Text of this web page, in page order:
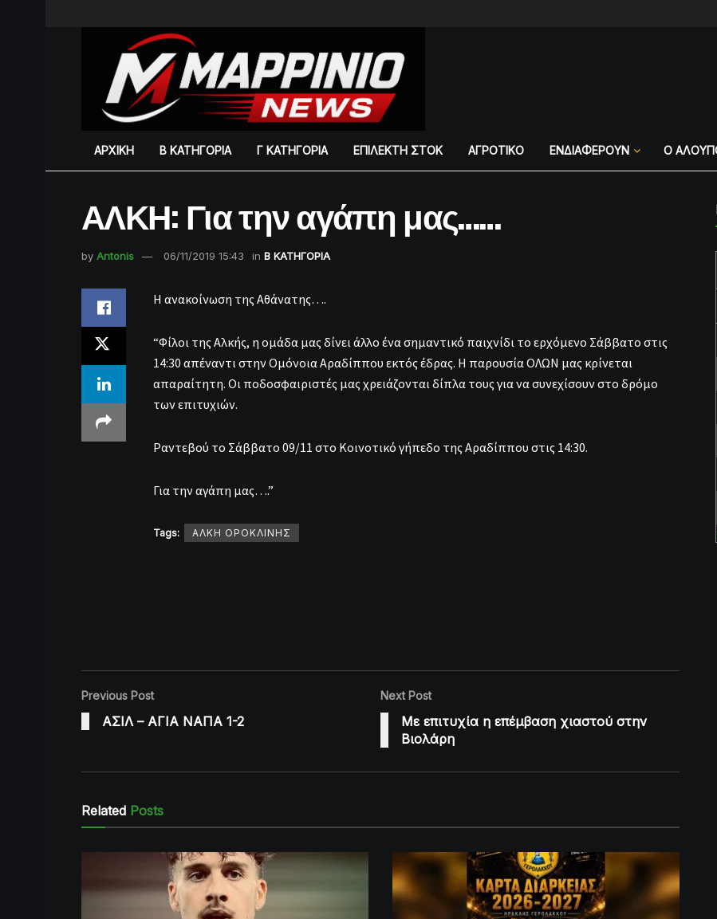
ΑΡΧΙΚΗ Β ΚΑΤΗΓΟΡΙΑ Γ ΚΑΤΗΓΟΡΙΑ ΕΠΙΛΕΚΤΗ ΣΤΟΚ ΑΓΡΟΤΙΚΟ ΕΝΔΙΑΦΕΡΟΥΝ Ο
ΑΛΚΗ: Για την αγάπη μας……
by Antonis 06/11/2019 15:43 in Β ΚΑΤΗΓΟΡΙΑ
Η ανακοίνωση της Αθάνατης….
“Φίλοι της Αλκής, η ομάδα μας δίνει άλλο ένα σημαντικό παιχνίδι το ερχόμενο Σάββατο στις
14:30 απέναντι στην Ομόνοια Αραδίππου εκτός έδρας. Η παρουσία ΟΛΩΝ μας κρίνεται
απαραίτητη. Οι ποδοσφαιριστές μας χρειάζονται δίπλα τους για να συνεχίσουν στο δρόμο
των επιτυχιών.
Ραντεβού το Σάββατο 09/11 στο Κοινοτικό γήπεδο της Αραδίππου στις 14:30.
Για την αγάπη μας….”
Tags: ΑΛΚΗ ΟΡΟΚΛΙΝΗΣ
Previous Post
ΑΣΙΛ – ΑΓΙΑ ΝΑΠΑ 1-2
Next Post
Με επιτυχία η επέμβαση χιαστού στην
Βιολάρη
Related Posts